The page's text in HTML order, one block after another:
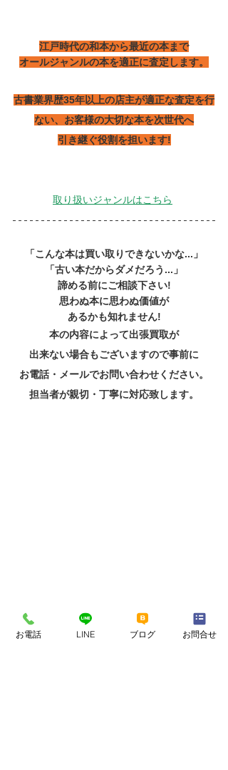
江戸時代の和本から最近の本まで
オールジャンルの本を適正に査定します。
古書業界歴35年以上の店主が適正な査定を行
ない、お客様の大切な本を次世代へ
引き継ぐ役割を担います!
取り扱いジャンルはこちら
「こんな本は買い取りできないかな...」
「古い本だからダメだろう...」
諦める前にご相談下さい!
思わぬ本に思わぬ価値が
あるかも知れません!
本の内容によって出張買取が
出来ない場合もございますので事前に
お電話・メールでお問い合わせください。
担当者が親切・丁寧に対応致します。
お電話 LINE ブログ お問合せ